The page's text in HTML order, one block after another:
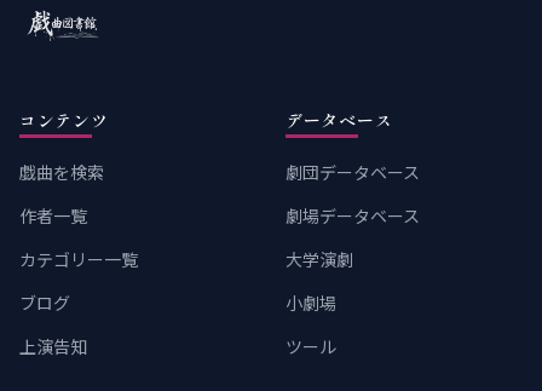
コンテンツ
戯曲を検索
作者一覧
カテゴリー一覧
ブログ
上演告知
データベース
劇団データベース
劇場データベース
大学演劇
小劇場
ツール